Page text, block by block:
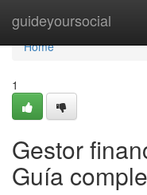
guideyoursocial
Home
Home
1
Gestor
Guía